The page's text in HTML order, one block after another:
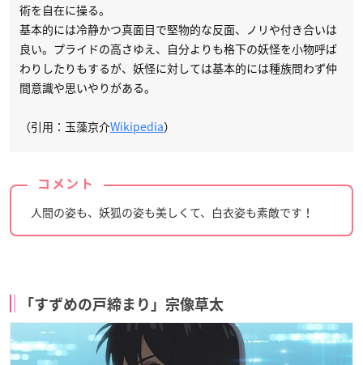
術を自在に操る。
基本的には冷静かつ真面目で堅物的な反面、ノリや付き合いは
良い。プライドの高さゆえ、自分よりも格下の妖怪を小物呼ば
わりしたりもするが、妖怪に対しては基本的には種族問わず仲
間意識や思いやりがある。
（引用：玉藻京介Wikipedia）
コメント
人間の姿も、妖狐の姿も美しくて、白衣姿も素敵です！
「すずめの戸締まり」宗像草太